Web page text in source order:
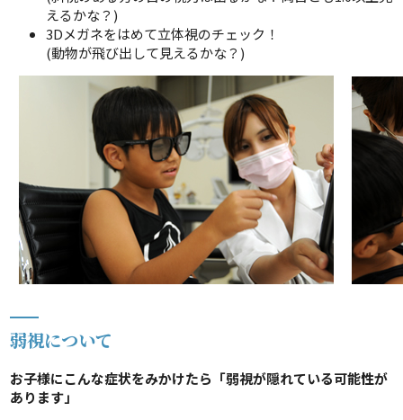
えるかな？)
3Dメガネをはめて立体視のチェック！
(動物が飛び出して見えるかな？)
弱視について
お子様にこんな症状をみかけたら「弱視が隠れている可能性が
あります」